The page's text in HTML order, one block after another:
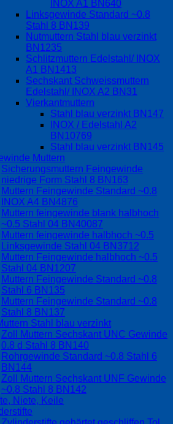
INOX A1 BN640
Linksgewinde Standard ~0.8
Stahl 8 BN139
Nutmuttern Stahl blau verzinkt
BN1235
Schlitzmuttern Edelstahl/ INOX
A1 BN1413
Sechskant Schweissmuttern
Edelstahl/ INOX A2 BN31
Vierkantmuttern
Stahl blau verzinkt BN147
INOX / Edelstahl A2
BN10769
Stahl blau verzinkt BN145
Muttern
Sicherungsmuttern Feingewinde
niedrige Form Stahl 8 BN163
Muttern Feingewinde Standard ~0.8
INOX A4 BN4876
Muttern feingewinde blank halbhoch
~0.5 Stahl 04 BN40087
Muttern feingewinde halbhoch ~0.5
Linksgewinde Stahl 04 BN3712
Muttern Feingewinde halbhoch ~0.5
Stahl 04 BN1207
Muttern Feingewinde Standard ~0.8
Stahl 6 BN135
Muttern Feingewinde Standard ~0.8
Stahl 8 BN137
Stahl blau verzinkt
Zoll Muttern Sechskant UNC Gewinde
0.8 d Stahl 8 BN140
Rohrgewinde Standard ~0.8 Stahl 6
BN144
Zoll Muttern Sechskant UNF Gewinde
~0.8 Stahl 8 BN142
Niete, Keile